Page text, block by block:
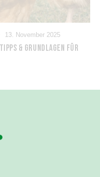
13. November 2025
& GRUNDLAGEN FÜR